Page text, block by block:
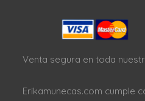
Venta segura en toda
Erikamunecas.com cumple